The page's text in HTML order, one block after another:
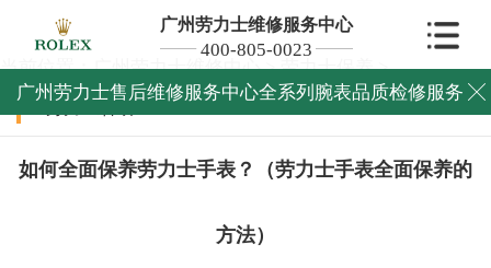
广州劳力士维修服务中心
400-805-0023
广州劳力士售后维修服务中心全系列腕表品质检修服务 
当前位置：广州劳力士维修中心>劳力士保养>
劳力士保养
如何全面保养劳力士手表？（劳力士手表全面保养的
方法）